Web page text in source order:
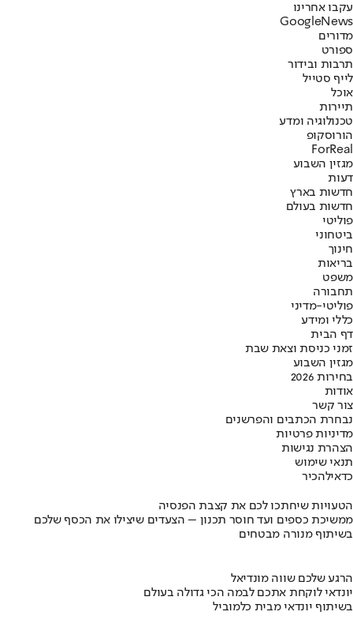
עקבו אחרינו
Googl eNews
מדורים
ספורט
תרבות ובידור
לייף סטייל
אוכל
תיירות
טכנולוגיה ומדע
הורוסקופ
ForReal
מגזין השבוע
דעות
חדשות בארץ
חדשות בעולם
פוליטי
ביטחוני
חינוך
בריאות
משפט
תחבורה
פוליטי-מדיני
כללי ומידע
דף הבית
זמני כניסת וצאת שבת
מגזין השבוע
בחירות 2026
אודות
צור קשר
נבחרת הכתבים והפרשנים
מדיניות פרטיות
הצהרת נגישות
תנאי שימוש
כדאילהכיר
הטעויות שיחתכו לכם את קצבת הפנסיה
ממשיכת כספים ועד חוסר תכנון – הצעדים שיצילו את הכסף שלכם
בשיתוף מנורה מבטחים
הרגע שלכם שווה מונדיאל
יונדאי לוקחת אתכם לבמה הכי גדולה בעולם
בשיתוף יונדאי מבית כלמוביל